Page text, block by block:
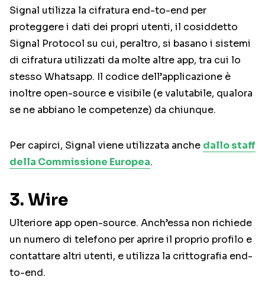
Signal utilizza la cifratura end-to-end per
proteggere i dati dei propri utenti, il cosiddetto
Signal Protocol su cui, peraltro, si basano i sistemi
di cifratura utilizzati da molte altre app, tra cui lo
stesso Whatsapp. Il codice dell’applicazione è
inoltre open-source e visibile (e valutabile, qualora
se ne abbiano le competenze) da chiunque.
Per capirci, Signal viene utilizzata anche dallo staff
della Commissione Europea.
3. Wire
Ulteriore app open-source. Anch’essa non richiede
un numero di telefono per aprire il proprio profilo e
contattare altri utenti, e utilizza la crittografia end-
to-end.